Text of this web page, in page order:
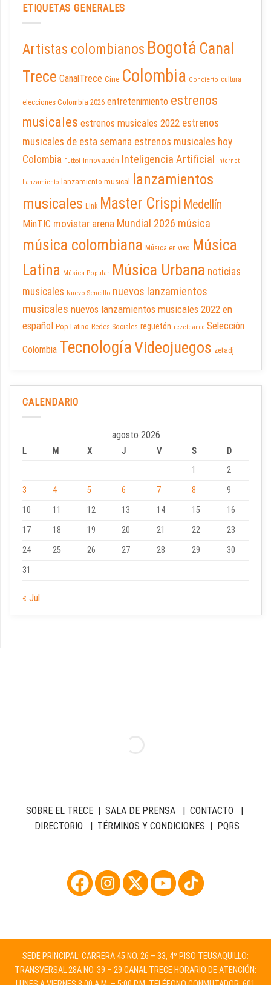
ETIQUETAS GENERALES
Artistas colombianos Bogotá Canal
Trece CanalTrece Cine Colombia Concierto cultura
elecciones Colombia 2026 entretenimiento estrenos
musicales estrenos musicales 2022 estrenos
musicales de esta semana estrenos musicales hoy
Colombia Futbol Innovación Inteligencia Artificial Internet
Lanzamiento lanzamiento musical
lanzamientos
musicales Link Master Crispi Medellín
MinTIC movistar arena Mundial 2026 música
música colombiana Música en vivo Música
Latina Música Popular Música Urbana noticias
musicales Nuevo Sencillo nuevos lanzamientos
musicales nuevos lanzamientos musicales 2022 en
español Pop Latino Redes Sociales reguetón rezeteando Selección
Colombia TecnologíaVideojuegos zetadj
CALENDARIO
agosto 2026
L M X J V S
D
1
2
3
4 5 6 7 8
9
10
11 12 13 14 15
16
17
18 19 20 21 22
23
24
25 26 27 28 29
30
31
« Jul
SOBRE EL TRECE| SALA DE PRENSA| CONTACTO |
DIRECTORIO | TÉRMINOS Y CONDICIONES | PQRS
SEDE PRINCIPAL: CARRERA 45 NO. 26 – 33, 4º PISO TEUSAQUILLO:
TRANSVERSAL 28A NO. 39 – 29 CANAL TRECE HORARIO DE ATENCIÓN: